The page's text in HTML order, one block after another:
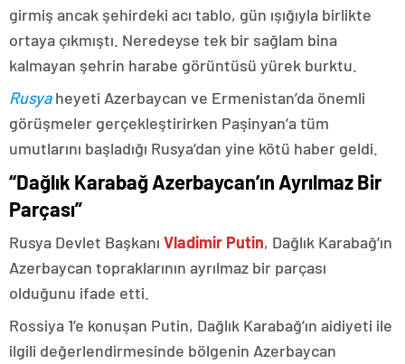
girmiş ancak şehirdeki acı tablo, gün ışığıyla birlikte
ortaya çıkmıştı. Neredeyse tek bir sağlam bina
kalmayan şehrin harabe görüntüsü yürek burktu.
Rusyaheyeti Azerbaycan ve Ermenistan’da önemli
görüşmeler gerçekleştirirken Paşinyan’a tüm
umutlarını başladığı Rusya’dan yine kötü haber geldi.
“Dağlık Karabağ Azerbaycan’ın Ayrılmaz Bir
Parçası”
Rusya Devlet Başkanı Vladimir Putin, Dağlık Karabağ’ın
Azerbaycan topraklarının ayrılmaz bir parçası
olduğunu ifade etti.
Rossiya 1’e konuşan Putin, Dağlık Karabağ’ın aidiyeti ile
ilgili değerlendirmesinde bölgenin Azerbaycan